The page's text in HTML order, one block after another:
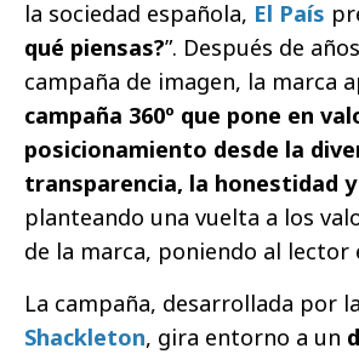
la sociedad española, El País
qué piensas?”. Después de
campaña de imagen, la marca
campaña 360º que pone en
posicionamiento desde la
transparencia, la honestidad
planteando una vuelta a los
de la marca, poniendo al lector
La campaña, desarrollada por
Shackleton, gira entorno a un